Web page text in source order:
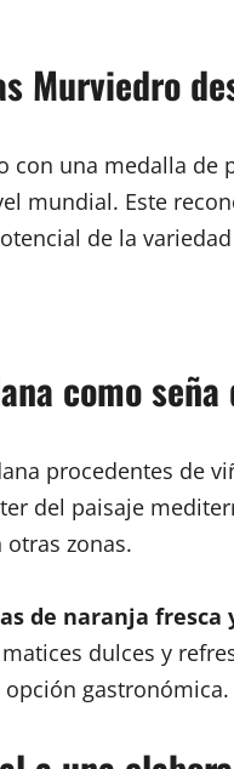
Murviedro
con una medalla de
mundial. Este
de la
como seña
procedentes de
del paisaje
zonas.
de naranja
dulces y
gastronómica.